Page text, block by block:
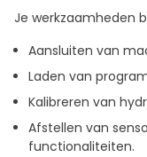
Je werkzaamheden
Aansluiten van
Laden van
Kalibreren van
Afstellen van
functionaliteiten.